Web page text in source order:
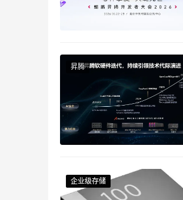
昇腾
企业级存储
企业级存储
企业级存储
企业级存储